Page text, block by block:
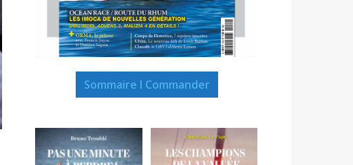
Sommaire I Commander